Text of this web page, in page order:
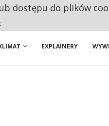
EXPLAINERY
dostępu do plików